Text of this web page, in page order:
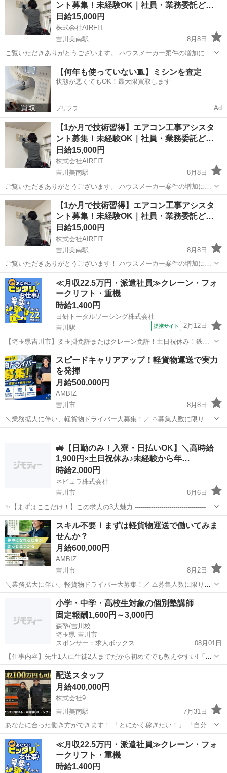
う丁寧に指導します。 技術...
ント募集！未経験OK｜社員・業務委託ど…
日給15,000円
株式会社AIRFIT
吉川美南駅
8月8日
ご覧いただきありがとうございます。 ハウスメーカー案件の増加に伴
い、エアコン工事スタッフを募集しています。 最初はアルバイトとし
て働いていただき、1か月以内に基本的なエアコン工事を覚えられるよ
う丁寧に指導します。 技術...
埼玉 吉川市 吉川美南駅 その他 業務委託
【何年も使っていない🧵】ミシンを査定
状態が悪くてもOK！最大限買取します
プリフラ Ad
【1か月で技術習得】エアコン工事アシスタ
ント募集！未経験OK｜社員・業務委託ど…
日給15,000円
株式会社AIRFIT
吉川美南駅
8月8日
ご覧いただきありがとうございます。 ハウスメーカー案件の増加に伴
い、エアコン工事スタッフを募集しています。 最初はアルバイトとし
て働いていただき、1か月以内に基本的なエアコン工事を覚えられるよ
う丁寧に指導します。 技術...
埼玉 吉川市 吉川美南駅 その他 業務委託
【1か月で技術習得】エアコン工事アシスタ
ント募集！未経験OK｜社員・業務委託ど…
日給15,000円
株式会社AIRFIT
吉川美南駅
8月8日
ご覧いただきありがとうございます！ ハウスメーカー案件の増加に伴
い、エアコン工事スタッフを募集しています。 最初はアルバイトとし
て働いていただき、1か月以内に基本的なエアコン工事を覚えられるよ
う丁寧に指導します。 技術...
埼玉 吉川市 吉川美南駅 その他 業務委託
≪月収22.5万円・派遣社員≫クレーン・フォ
ークリフト・重機
時給1,400円
日研トータルソーシング株式会社
吉川駅
提携サイト 2月12日
【埼玉県吉川市】要玉掛免許またはクレーン免許！土日祝休み！鉄パ
イプの搬入・搬出《お仕事No.4A424-JS》 お仕事について 土木建築資
材である鉄パイプの搬入・搬出作業を担当します。クレーンを用いた
資材の吊り上げ、移動、...
埼玉 吉川市 吉川駅 その他
スピードキャリアアップ！軽貨物運送で実⼒
を発揮
月給500,000円
AMBIZ
吉川市
8月8日
＼業務拡大に伴い、軽貨物ドライバー大募集！／ ⚠️募集人数に限りが
ございます⚠️ 【勤務地】 埼玉県吉川市きよみ野 -------------------- 【報
酬】 月収目安28〜50万円 ※稼働日数や担当コ...
🚜【日勤のみ！入寮・日払いOK】＼高時給
1,900円×土日祝休み♪未経験から年…
時給2,000円
ネビュラ株式会社
吉川市
8月6日
✨【まずはここだけ！】この求人の3大魅力 ---------------------------------------
----- 【1】驚きの高収入スタート！未経験から「時給1,900円」「想定
年収480万円」が目指せ...
埼玉 吉川市 軽作業 スタッフ
スキル不要！まずは軽貨物運送で働いてみま
せんか？
月給600,000円
AMBIZ
吉川市
8月2日
＼業務拡大に伴い、軽貨物ドライバー大募集！／ ⚠️募集人数に限りが
ございます⚠️ 【勤務地】 埼玉県吉川市きよみ野 -------------------- 【報
酬】 月収目安28〜60万円 ※稼働日数や担当...
ドライバー 貨物
小学・中学・高校生対象の個別塾講師
固定報酬1,600円～3,000円
森塾/吉川校
埼玉県 吉川市
スポンサー：求人ボックス
08月01日
【仕事内容】先生1人に生徒2人までだから初めてでも教えやすい!「楽
しい」塾バイト!! <服装> 私服勤務(白衣着用) 「先生1人に生徒2人ま
で」の完全個別指導塾です! 授業スタイルは塾の先生より家庭教師に近
い感覚 森塾では未経験ス...
アルバイト・パート
配送スタッフ
月給400,000円
株式会社9
吉川美南駅
7月31日
あなたに合った働き方ができます！ 「とにかく稼ぎたい！」 「自分の
ペースで無理なく働きたい！」 どちらの働き方も大歓迎です！ 未経験
の方でも、研修・サポートがあるので安心してスタートできます。 安
定して月収40万円前...
埼玉 吉川市 吉川美南駅 配送 スタッフ
≪月収22.5万円・派遣社員≫クレーン・フォ
ークリフト・重機
時給1,400円